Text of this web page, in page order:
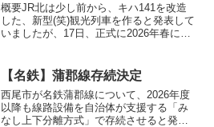
概要JR北は少し前から、キハ141を改造
した、新型(笑)観光列車を作ると発表して
いましたが、17日、正式に2026年春に運
モチーフにした車両で、豪華編成「ラグ
ジュアリーク...
【名鉄】蒲郡線存続決定
西尾市が名鉄蒲郡線について、2026年度
以降も線路設備を自治体が支援する「み
なし上下分離方式」で存続させると発表